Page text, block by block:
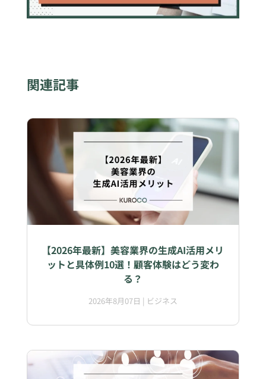
関連記事
【2026年最新】美容業界の生成AI活用メリ
ットと具体例10選！顧客体験はどう変わ
る？
2026年8月07日 | ビジネス